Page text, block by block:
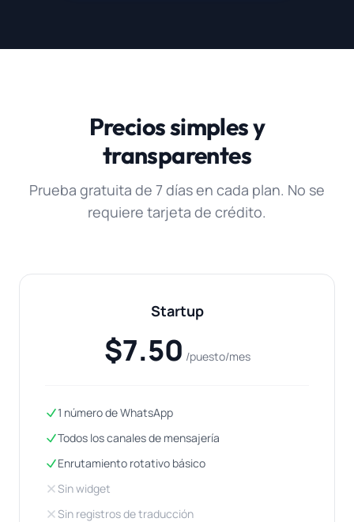
Precios simples y
transparentes
Prueba gratuita de 7 días en cada plan. No se
requiere tarjeta de crédito.
Startup
$7.50 /puesto/mes
1 número de WhatsApp
Todos los canales de mensajería
Enrutamiento rotativo básico
Sin widget
Sin registros de traducción